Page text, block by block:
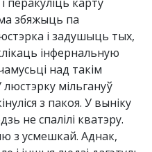
збяжыць па
і задушыць тых,
інфернальную
над такім
мільгануў
з пакоя. У выніку
не спалілі кватэру.
з усмешкай. Аднак,